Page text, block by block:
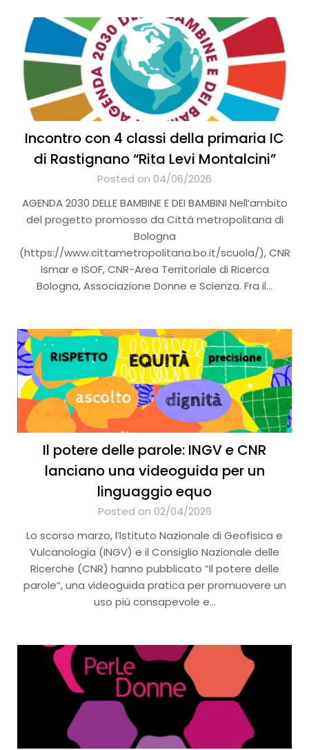
Incontro con 4 classi della primaria IC
di Rastignano “Rita Levi Montalcini”
Posted on 04/06/2026
AGENDA 2030 DELLE BAMBINE E DEI BAMBINI Nell’ambito
del progetto promosso da Città metropolitana di
Bologna
(https://www.cittametropolitana.bo.it/scuola/), CNR
Ismar e ISOF, CNR-Area Territoriale di Ricerca
Bologna, Associazione Donne e Scienza. Fra il…
Il potere delle parole: INGV e CNR
lanciano una videoguida per un
linguaggio equo
Posted on 02/04/2026
Lo scorso marzo, l’Istituto Nazionale di Geofisica e
Vulcanologia (INGV) e il Consiglio Nazionale delle
Ricerche (CNR) hanno pubblicato “Il potere delle
parole“, una videoguida pratica per promuovere un
uso più consapevole e…